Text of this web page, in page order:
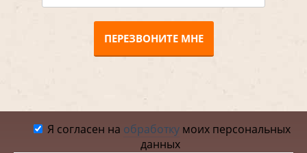
ПЕРЕЗВОНИТЕ МНЕ
Я согласен на обработкумоих персональных
данных